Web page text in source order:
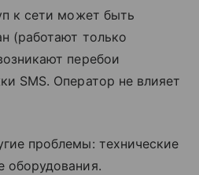
к сети может быть
(работают только
перебои
SMS. Оператор не влияет
проблемы: технические
оборудования.